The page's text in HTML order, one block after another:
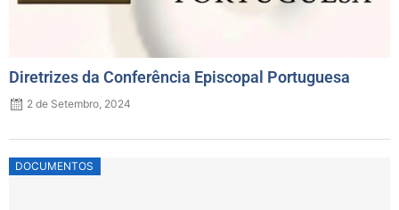
Diretrizes da Conferência Episcopal Portuguesa
2 de Setembro, 2024
DOCUMENTOS
Posted